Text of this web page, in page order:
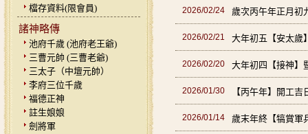
檔存資料(限會員)
諸神略傳
池府千歲 (池府老王爺)
三曹元帥 (三曹老爺)
三太子（中壇元帥）
李府三位千歲
福德正神
註生娘娘
劍將軍
2026/02/24 歲次丙午年正月初
2026/02/21 大年初五【安太歲
2026/02/20 大年初四【接神】
2026/01/30 【丙午年】開工吉
2026/01/14 歲末年終【犒賞軍